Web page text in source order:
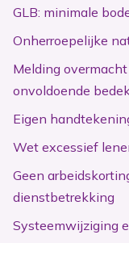
GLB: minimale
Onherroepelijke
Melding
onvoldoende
Eigen
Wet excessief
Geen
dienstbetrekking
Systeemwijziging